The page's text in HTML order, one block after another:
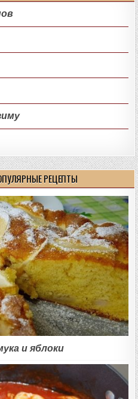
РЕЦЕПТЫ
и яблоки